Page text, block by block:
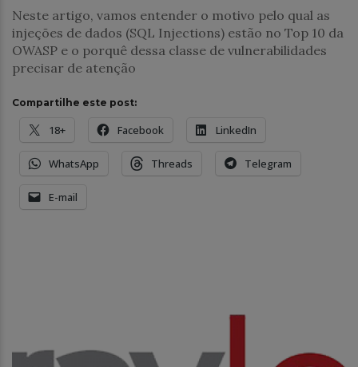
Neste artigo, vamos entender o motivo pelo qual as
injeções de dados (SQL Injections) estão no Top 10 da
OWASP e o porquê dessa classe de vulnerabilidades
precisar de atenção
Compartilhe este post:
18+ Facebook LinkedIn
WhatsApp Threads Telegram
E-mail